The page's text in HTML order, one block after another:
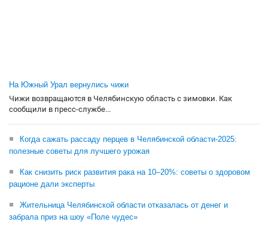
На Южный Урал вернулись чижи
Чижи возвращаются в Челябинскую область с зимовки. Как
сообщили в пресс-службе...
Когда сажать рассаду перцев в Челябинской области-2025:
полезные советы для лучшего урожая
Как снизить риск развития рака на 10–20%: советы о здоровом
рационе дали эксперты
Жительница Челябинской области отказалась от денег и
забрала приз на шоу «Поле чудес»